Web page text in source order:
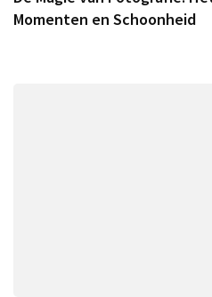
Momenten en Schoonheid